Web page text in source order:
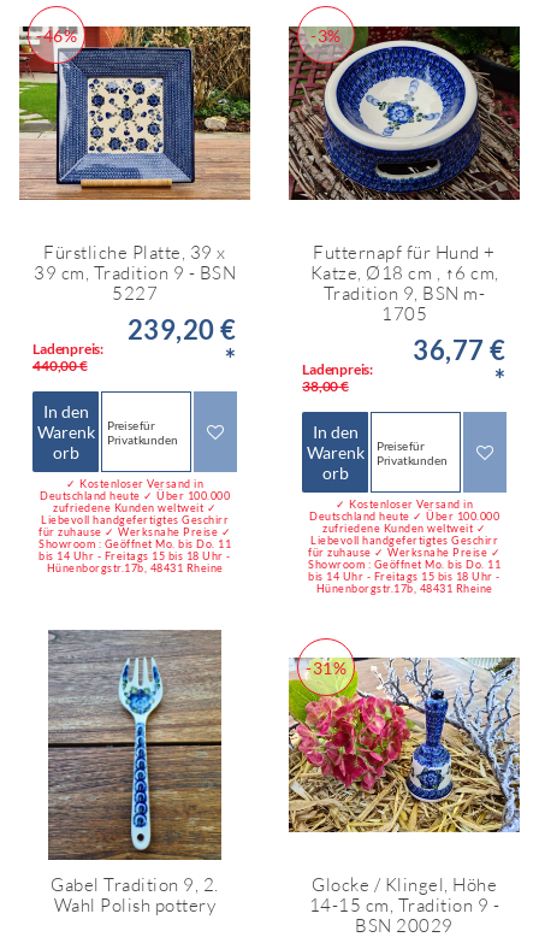
-46%
Fürstliche Platte, 39 x
39 cm, Tradition 9 - BSN
5227
Ladenpreis:
440,00 €
239,20 €
*
In den
Warenk
orb
Preise für
Privatkunden
✓ Kostenloser Versand in
Deutschland heute ✓ Über 100.000
zufriedene Kunden weltweit ✓
Liebevoll handgefertigtes Geschirr
für zuhause ✓ Werksnahe Preise ✓
Showroom : Geöffnet Mo. bis Do. 11
bis 14 Uhr - Freitags 15 bis 18 Uhr -
Hünenborgstr.17b, 48431 Rheine
-3%
Futternapf für Hund +
Katze, Ø18 cm , ↑6 cm,
Tradition 9, BSN m-
1705
Ladenpreis:
38,00 €
36,77 €
*
In den
Warenk
orb
Preise für
Privatkunden
✓ Kostenloser Versand in
Deutschland heute ✓ Über 100.000
zufriedene Kunden weltweit ✓
Liebevoll handgefertigtes Geschirr
für zuhause ✓ Werksnahe Preise ✓
Showroom : Geöffnet Mo. bis Do. 11
bis 14 Uhr - Freitags 15 bis 18 Uhr -
Hünenborgstr.17b, 48431 Rheine
Gabel Tradition 9, 2.
Wahl Polish pottery
-31%
Glocke / Klingel, Höhe
14-15 cm, Tradition 9 -
BSN 20029